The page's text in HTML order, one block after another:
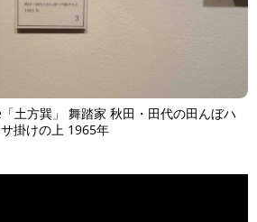
土方巽」 舞踏家 秋田・田代の田んぼハ
サ掛けの上 1965年